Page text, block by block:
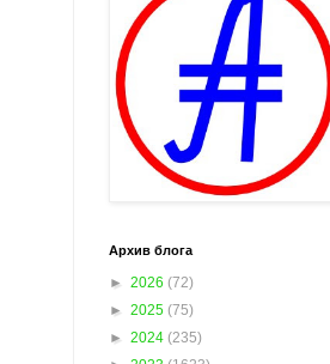
Архив блога
► 2026 (72)
► 2025 (75)
► 2024 (235)